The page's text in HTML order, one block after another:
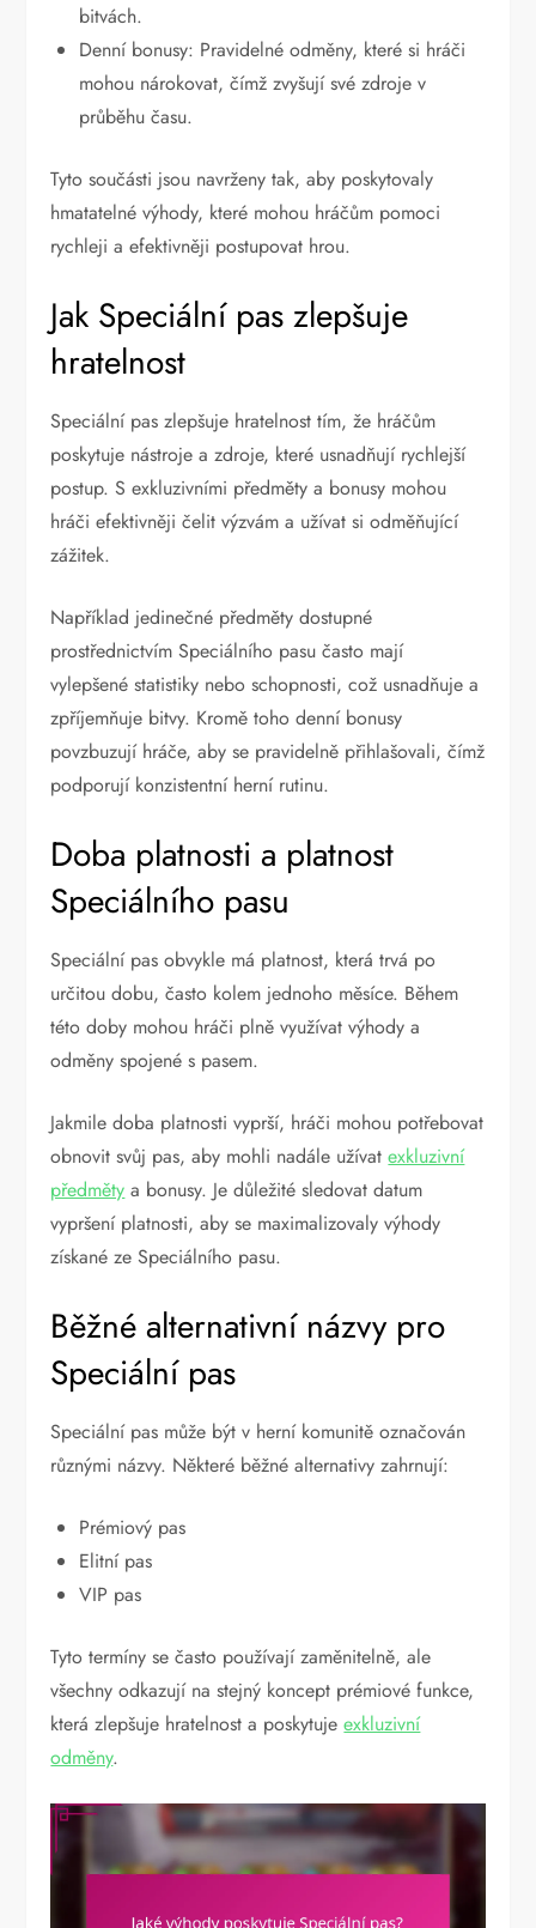
bitvách.
Denní bonusy: Pravidelné odměny, které si hráči
mohou nárokovat, čímž zvyšují své zdroje v
průběhu času.
Tyto součásti jsou navrženy tak, aby poskytovaly
hmatatelné výhody, které mohou hráčům pomoci
rychleji a efektivněji postupovat hrou.
Jak Speciální pas zlepšuje
hratelnost
Speciální pas zlepšuje hratelnost tím, že hráčům
poskytuje nástroje a zdroje, které usnadňují rychlejší
postup. S exkluzivními předměty a bonusy mohou
hráči efektivněji čelit výzvám a užívat si odměňující
zážitek.
Například jedinečné předměty dostupné
prostřednictvím Speciálního pasu často mají
vylepšené statistiky nebo schopnosti, což usnadňuje a
zpříjemňuje bitvy. Kromě toho denní bonusy
povzbuzují hráče, aby se pravidelně přihlašovali, čímž
podporují konzistentní herní rutinu.
Doba platnosti a platnost
Speciálního pasu
Speciální pas obvykle má platnost, která trvá po
určitou dobu, často kolem jednoho měsíce. Během
této doby mohou hráči plně využívat výhody a
odměny spojené s pasem.
Jakmile doba platnosti vyprší, hráči mohou potřebovat
obnovit svůj pas, aby mohli nadále užívatexkluzivní
předměty a bonusy. Je důležité sledovat datum
vypršení platnosti, aby se maximalizovaly výhody
získané ze Speciálního pasu.
Běžné alternativní názvy pro
Speciální pas
Speciální pas může být v herní komunitě označován
různými názvy. Některé běžné alternativy zahrnují:
Prémiový pas
Elitní pas
VIP pas
Tyto termíny se často používají zaměnitelně, ale
všechny odkazují na stejný koncept prémiové funkce,
která zlepšuje hratelnost a poskytujeexkluzivní
odměny.